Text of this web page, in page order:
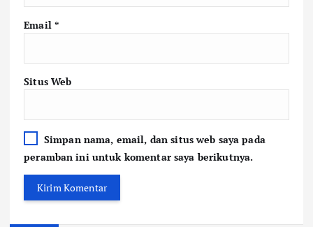
Email *
Situs Web
Simpan nama, email, dan situs web saya pada
peramban ini untuk komentar saya berikutnya.